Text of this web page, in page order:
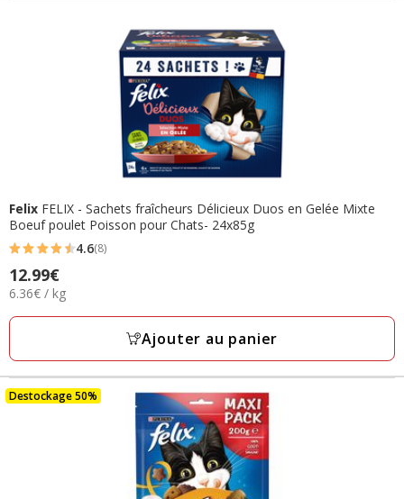
Felix FELIX - Sachets fraîcheurs Délicieux Duos en Gelée Mixte
Boeuf poulet Poisson pour Chats- 24x85g
4.6
étoiles
avec
8
4.6(8)
Prix
12.99€
12.99€
6.36€
Kg
6.36€ / kg
Ajouter au panier
Destockage 50%